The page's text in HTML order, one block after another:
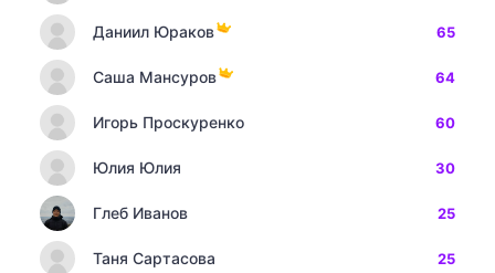
Даниил Юраков 65
Саша Мансуров 64
Игорь Проскуренко 60
Юлия Юлия 30
Глеб Иванов 25
Таня Сартасова 25